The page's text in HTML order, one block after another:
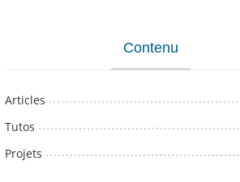
Contenu
Articles
Tutos
Projets